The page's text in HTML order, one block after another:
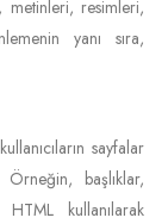
metinleri, resimleri,
yanı sıra,
sayfalar
başlıklar,
kullanılarak